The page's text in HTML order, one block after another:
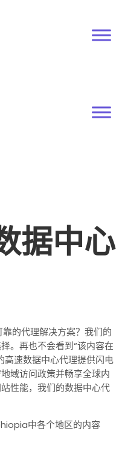
据中心
的代理解决方案？我们的
。再也不会看到“该内容在
高速数据中心代理提供闪电
域访问政策并畅享全球内
性能，我们的数据中心代
中各个地区的内容